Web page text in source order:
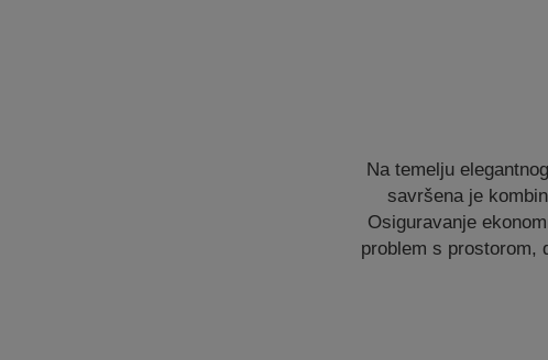
Na temelju
savršena je
Osiguravanje
problem s prostorom,